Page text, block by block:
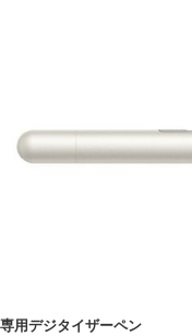
専用デジタイザーペン